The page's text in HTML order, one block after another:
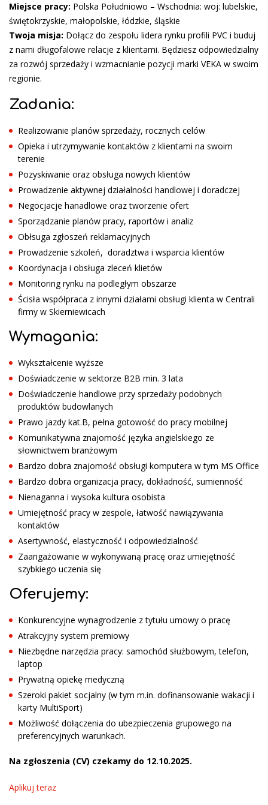
Miejsce pracy: Polska Południowo – Wschodnia: woj: lubelskie,
świętokrzyskie, małopolskie, łódzkie, śląskie
Twoja misja: Dołącz do zespołu lidera rynku profili PVC i buduj
z nami długofalowe relacje z klientami. Będziesz odpowiedzialny
za rozwój sprzedaży i wzmacnianie pozycji marki VEKA w swoim
regionie.
Zadania:
Realizowanie planów sprzedaży, rocznych celów
Opieka i utrzymywanie kontaktów z klientami na swoim
terenie
Pozyskiwanie oraz obsługa nowych klientów
Prowadzenie aktywnej działalności handlowej i doradczej
Negocjacje hanadlowe oraz tworzenie ofert
Sporządzanie planów pracy, raportów i analiz
Obłsuga zgłoszeń reklamacyjnych
Prowadzenie szkoleń, doradztwa i wsparcia klientów
Koordynacja i obsługa zleceń klietów
Monitoring rynku na podległym obszarze
Ścisła współpraca z innymi działami obsługi klienta w Centrali
firmy w Skierniewicach
Wymagania:
Wykształcenie wyższe
Doświadczenie w sektorze B2B min. 3 lata
Doświadczenie handlowe przy sprzedaży podobnych
produktów budowlanych
Prawo jazdy kat.B, pełna gotowość do pracy mobilnej
Komunikatywna znajomość języka angielskiego ze
słownictwem branżowym
Bardzo dobra znajomość obsługi komputera w tym MS Office
Bardzo dobra organizacja pracy, dokładność, sumienność
Nienaganna i wysoka kultura osobista
Umiejętność pracy w zespole, łatwość nawiązywania
kontaktów
Asertywność, elastyczność i odpowiedzialność
Zaangażowanie w wykonywaną pracę oraz umiejętność
szybkiego uczenia się
Oferujemy:
Konkurencyjne wynagrodzenie z tytułu umowy o pracę
Atrakcyjny system premiowy
Niezbędne narzędzia pracy: samochód służbowym, telefon,
laptop
Prywatną opiekę medyczną
Szeroki pakiet socjalny (w tym m.in. dofinansowanie wakacji i
karty MultiSport)
Możliwość dołączenia do ubezpieczenia grupowego na
preferencyjnych warunkach.
Na zgłoszenia (CV) czekamy do 12.10.2025.
Aplikuj teraz